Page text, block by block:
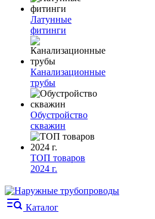
Латунные
фитинги
Канализационные
трубы
Обустройство
скважин
ТОП товаров
2024 г.
Каталог